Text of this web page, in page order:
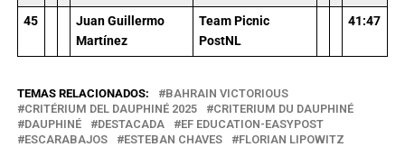
45
Juan Guillermo
Martínez
Team Picnic
PostNL
41:47
TEMAS RELACIONADOS:
BAHRAIN VICTORIOUS
CRITÉRIUM DEL DAUPHINÉ 2025
CRITERIUM DU DAUPHINÉ
DAUPHINÉ
DESTACADA
EF EDUCATION-EASYPOST
ESCARABAJOS
ESTEBAN CHAVES
FLORIAN LIPOWITZ